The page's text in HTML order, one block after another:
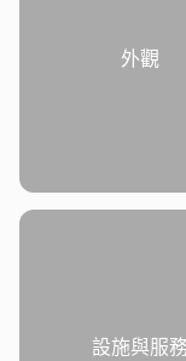
外觀
設施與服